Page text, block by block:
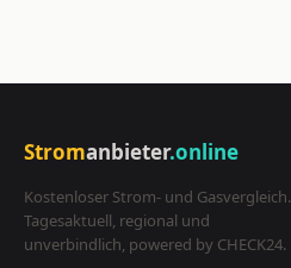
Stromanbieter.online
Kostenloser Strom- und Gasvergleich.
Tagesaktuell, regional und
unverbindlich, powered by CHECK24.